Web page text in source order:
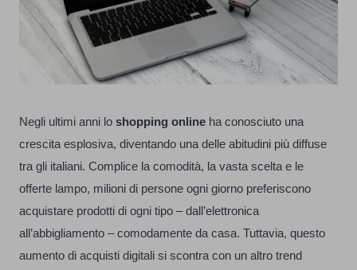
Negli ultimi anni lo shopping online ha conosciuto una
crescita esplosiva, diventando una delle abitudini più diffuse
tra gli italiani. Complice la comodità, la vasta scelta e le
offerte lampo, milioni di persone ogni giorno preferiscono
acquistare prodotti di ogni tipo – dall’elettronica
all’abbigliamento – comodamente da casa. Tuttavia, questo
aumento di acquisti digitali si scontra con un altro trend